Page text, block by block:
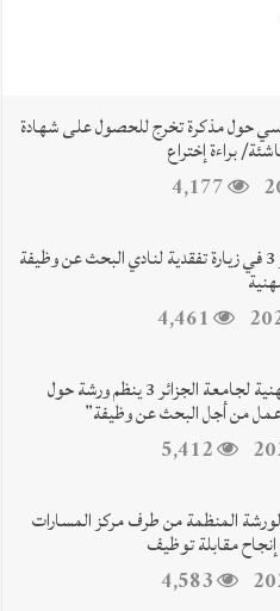
حول مذكرة تخرج للحصول على شهادة
براءة إختراع
4,177
مدير جامعة الجزائر 3 في زيارة تفقدية لنادي البحث عن وظيفة
4,461
مركز المسارات المهنية لجامعة الجزائر 3 ينظم ورشة حول
من أجل البحث عن وظيفة”
5,412
المنظمة من طرف مركز المسارات
مقابلة توظيف
4,583